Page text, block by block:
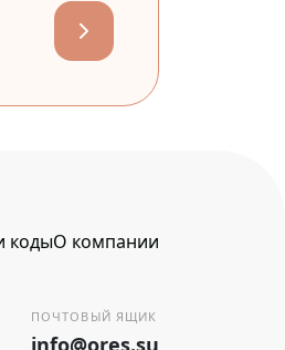
кодыО компании
ПОЧТОВЫЙ ЯЩИК
info@ores.su